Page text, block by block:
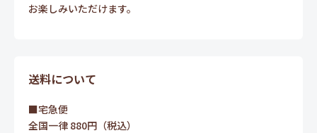
お楽しみいただけます。
送料について
■宅急便
全国一律 880円（税込）